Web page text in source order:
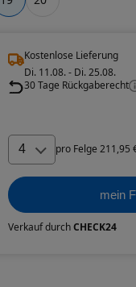
Kostenlose Lieferung
Di. 11.08. - Di. 25.08.
30 Tage Rückgaberecht
4 pro Felge 211,95
mein
Verkauf durchCHECK24